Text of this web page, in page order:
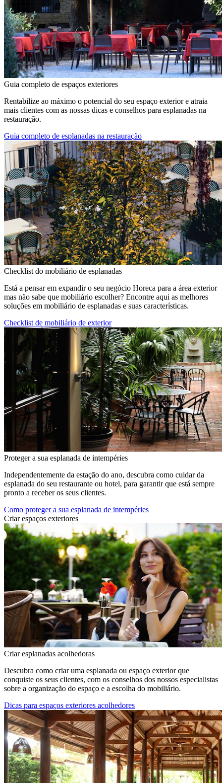
Guia completo de espaços exteriores
Rentabilize ao máximo o potencial do seu espaço exterior e atraia
mais clientes com as nossas dicas e conselhos para esplanadas na
restauração.
Guia completo de esplanadas na restauração
Checklist do mobiliário de esplanadas
Está a pensar em expandir o seu negócio Horeca para a área exterior
mas não sabe que mobiliário escolher? Encontre aqui as melhores
soluções em mobiliário de esplanadas e suas características.
Checklist de mobiliário de exterior
Proteger a sua esplanada de intempéries
Independentemente da estação do ano, descubra como cuidar da
esplanada do seu restaurante ou hotel, para garantir que está sempre
pronto a receber os seus clientes.
Como proteger a sua esplanada de intempéries
Criar espaços exteriores
Criar esplanadas acolhedoras
Descubra como criar uma esplanada ou espaço exterior que
conquiste os seus clientes, com os conselhos dos nossos especialistas
sobre a organização do espaço e a escolha do mobiliário.
Dicas para espaços exteriores acolhedores